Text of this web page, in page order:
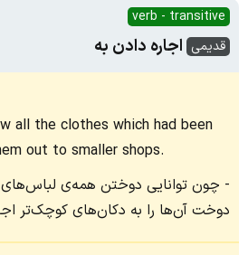
verb - transitive
قدیمی اجاره دادن به
all the clothes which had been
out to smaller shops.
چون توانایی دوختن همه‌ی
دوخت آن‌ها را به دکان‌های کوچک‌تر